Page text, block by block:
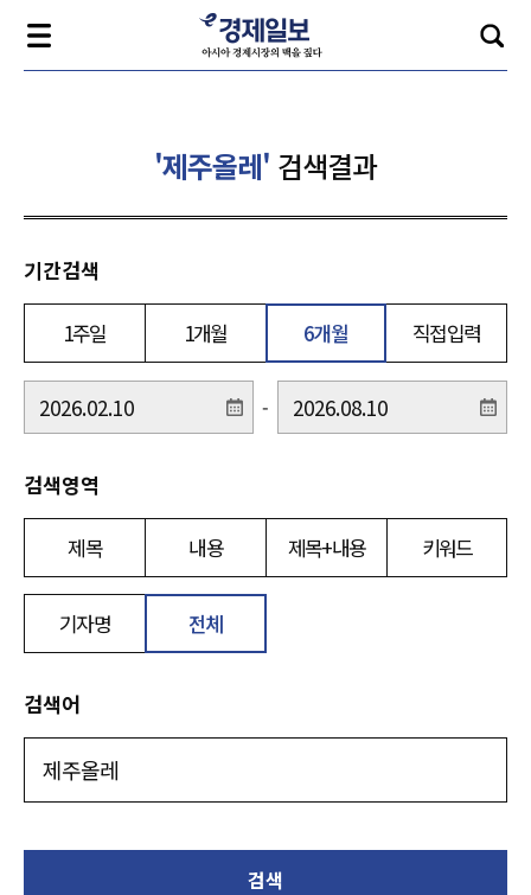
'제주올레' 검색결과
기간검색
1주일 1개월 6개월 직접입력
-
검색영역
제목 내용 제목+내용 키워드
기자명 전체
검색어
검색